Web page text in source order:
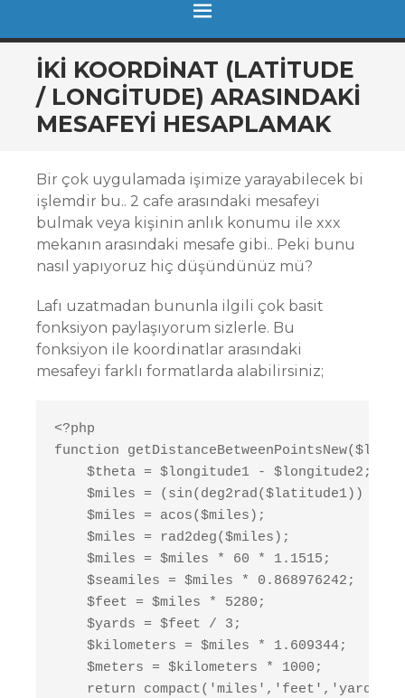
MENU
SKIP
TO
CONTENT
İKI KOORDINAT (LATITUDE
/ LONGITUDE) ARASINDAKI
MESAFEYI HESAPLAMAK
Bir çok uygulamada işimize yarayabilecek bi
işlemdir bu.. 2 cafe arasındaki mesafeyi
bulmak veya kişinin anlık konumu ile xxx
mekanın arasındaki mesafe gibi.. Peki bunu
nasıl yapıyoruz hiç düşündünüz mü?
Lafı uzatmadan bununla ilgili çok basit
fonksiyon paylaşıyorum sizlerle. Bu
fonksiyon ile koordinatlar arasındaki
mesafeyi farklı formatlarda alabilirsiniz;
<?php
function
    $theta = $longitude1 - $longitude2;
$miles = (sin(deg2rad($latitude1)) *
    $miles = acos($miles);
    $miles = rad2deg($miles);
    $miles = $miles * 60 * 1.1515;
    $seamiles = $miles * 0.868976242;
    $feet = $miles * 5280;
    $yards = $feet / 3;
    $kilometers = $miles * 1.609344;
    $meters = $kilometers * 1000;
return